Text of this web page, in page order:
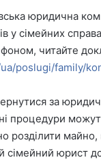
юридична
у сімейних
читайте
poslugi/family/
за
процедури
розділити
сімейний юрист